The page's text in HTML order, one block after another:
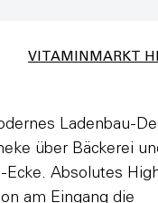
VITAMINMARKT
Ladenbau-
über Bäckerei
Ecke. Absolutes
am Eingang die